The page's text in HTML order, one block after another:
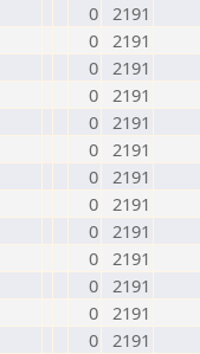
0 2191
0 2191
0 2191
0 2191
0 2191
0 2191
0 2191
0 2191
0 2191
0 2191
0 2191
0 2191
0 2191